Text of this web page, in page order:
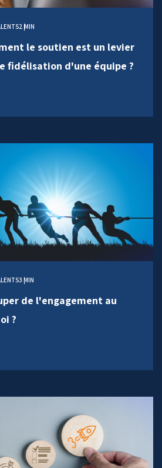
2 MIN
le soutien est un levier
fidélisation d'une équipe ?
3 MIN
de l'engagement au
?